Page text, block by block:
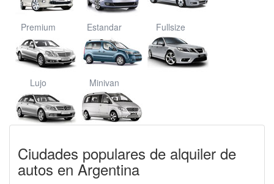
Premium Estandar Fullsize
Lujo Minivan
Ciudades populares de alquiler de
autos en Argentina